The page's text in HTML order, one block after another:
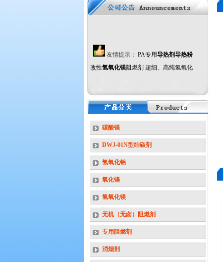
改性氢氧化镁阻燃剂 超细、高纯氢氧化
镁阻燃剂、氧化镁、 活性氢氧化铝阻燃
化二锑阻燃剂 无机复合阻燃剂、木
材、纸张阻燃剂、消烟剂、橡塑导热助
-------为我公司主打产品，产品均已通
过SGS测试，符合欧盟RoHS指令。本
公司已通过ISO9001等国际质量体系认
证，公司荣获国家专精特新小巨人企
业，欢迎光临本站！
国家专精特新“小巨
人”企业
碳酸镁
DWJ-01N型结碳剂
氢氧化铝
氧化镁
氢氧化镁
无机（无卤）阻燃剂
专用阻燃剂
消烟剂